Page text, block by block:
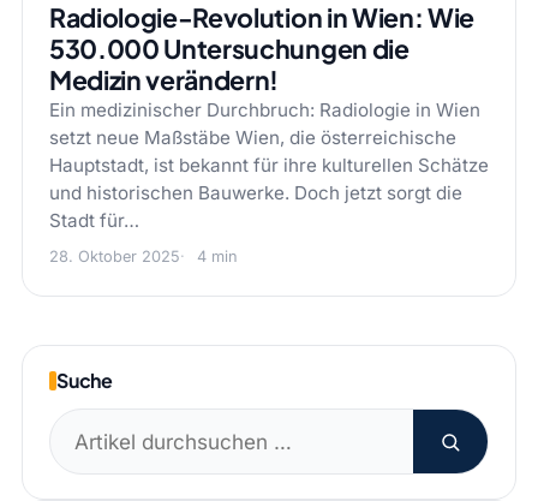
Radiologie-Revolution in Wien: Wie
530.000 Untersuchungen die
Medizin verändern!
Ein medizinischer Durchbruch: Radiologie in Wien
setzt neue Maßstäbe Wien, die österreichische
Hauptstadt, ist bekannt für ihre kulturellen Schätze
und historischen Bauwerke. Doch jetzt sorgt die
Stadt für…
28. Oktober 2025 4 min
Suche
Suchen
nach: